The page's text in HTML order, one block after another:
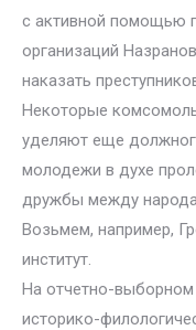
с активной помощью
организаций
наказать
Некоторые
уделяют еще
молодежи в духе
дружбы между
Возьмем, например,
институт.
На отчетно-
историко-